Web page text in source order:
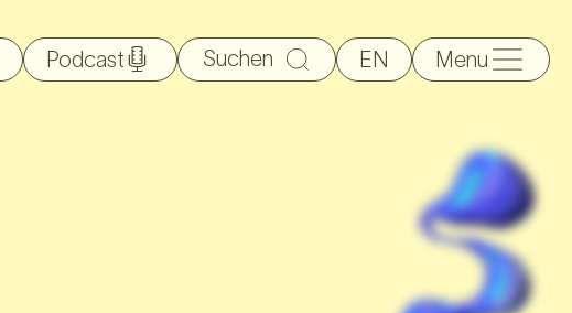
Podcast
Suche
nach:
EN Menu